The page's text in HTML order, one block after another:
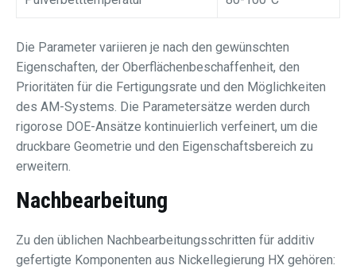
Die Parameter variieren je nach den gewünschten
Eigenschaften, der Oberflächenbeschaffenheit, den
Prioritäten für die Fertigungsrate und den Möglichkeiten
des AM-Systems. Die Parametersätze werden durch
rigorose DOE-Ansätze kontinuierlich verfeinert, um die
druckbare Geometrie und den Eigenschaftsbereich zu
erweitern.
Nachbearbeitung
Zu den üblichen Nachbearbeitungsschritten für additiv
gefertigte Komponenten aus Nickellegierung HX gehören: